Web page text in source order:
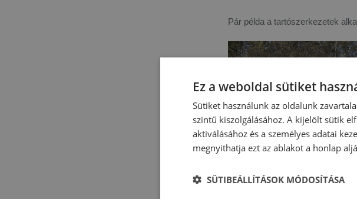
Pár példa a tartószerkezetek
Ez a weboldal sütiket
Sütiket használunk az oldalunk
szintű kiszolgálásához. A kijelölt sütik
aktiválásához és a személyes adatai
megnyithatja ezt az ablakot a honlap
SÜTIBEÁLLÍTÁSOK MÓDOSÍTÁSA